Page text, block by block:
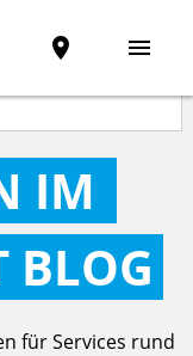
menu
place
IM
BLOG
für Services rund